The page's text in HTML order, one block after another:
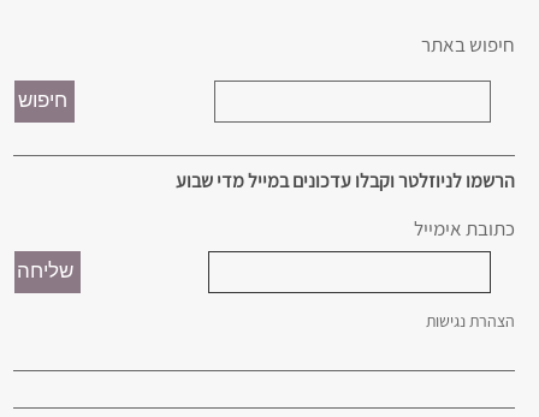
חיפוש באתר
הרשמו לניוזלטר וקבלו עדכונים במייל מדי שבוע
כתובת אימייל
הצהרת נגישות